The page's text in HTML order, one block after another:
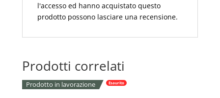
l'accesso ed hanno acquistato questo
prodotto possono lasciare una recensione.
Prodotti correlati
Prodotto in lavorazione Esaurito